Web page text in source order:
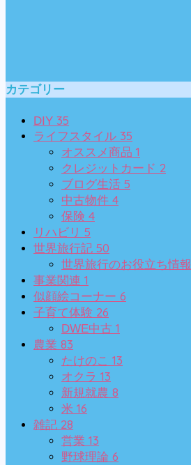
カテゴリー
DIY 35
ライフスタイル 35
オススメ商品 1
クレジットカード 2
ブログ生活 5
中古物件 4
保険 4
リハビリ 5
世界旅行記 50
世界旅行のお役立ち情報
事業関連 1
似顔絵コーナー 6
子育て体験 26
DWE中古 1
農業 83
たけのこ 13
オクラ 13
新規就農 8
米 16
雑記 28
営業 13
野球理論 6